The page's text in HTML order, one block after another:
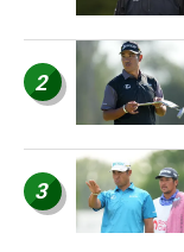
2
3